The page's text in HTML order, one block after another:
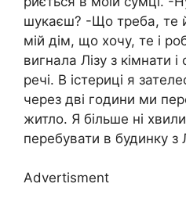
шукаєш? -Що треба, те
мій дім, що хочу, те і
вигнала Лізу з кімнати
речі. В істериці я
через дві години ми
житло. Я більше ні
перебувати в будинку з
Advertisment